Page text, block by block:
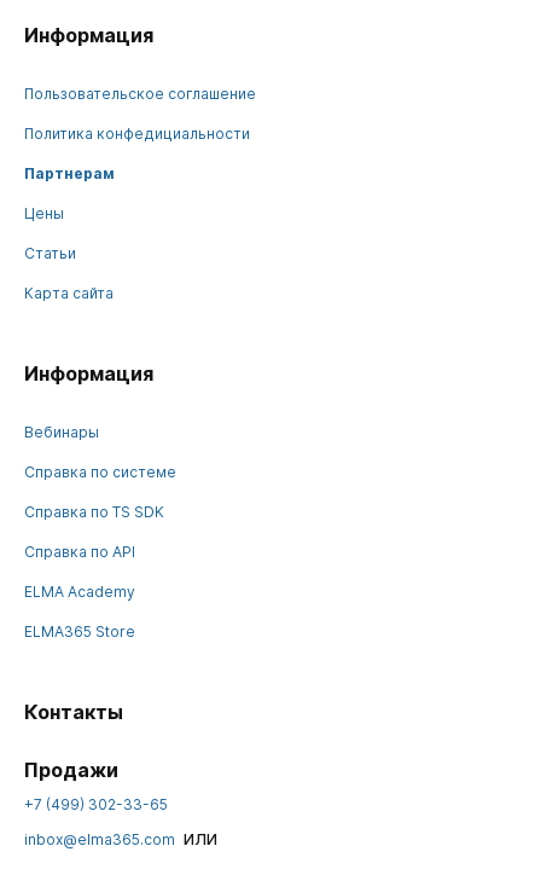
Информация
Пользовательское соглашение
Политика конфедициальности
Партнерам
Цены
Статьи
Карта сайта
Информация
Вебинары
Справка по системе
Справка по TS SDK
Справка по API
ELMA Academy
ELMA365 Store
Контакты
Продажи
+7 (499) 302-33-65
inbox@elma365.com или